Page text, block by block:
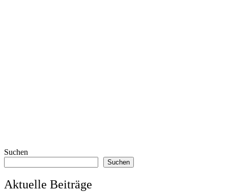
Suchen
Suchen
Aktuelle Beiträge